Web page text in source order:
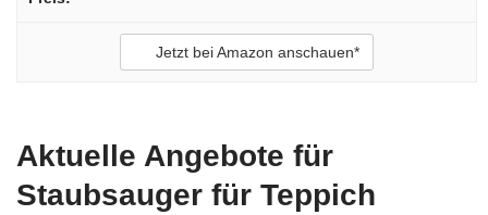
Jetzt bei Amazon anschauen*
Aktuelle Angebote für
Staubsauger für Teppich